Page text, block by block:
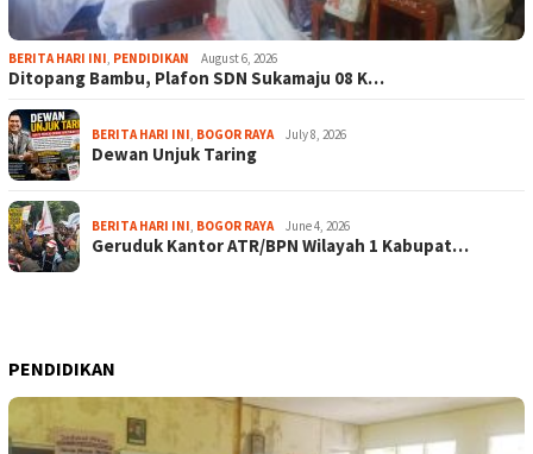
BERITA HARI INI, PENDIDIKAN August 6, 2026
Ditopang Bambu, Plafon SDN Sukamaju 08 K…
BERITA HARI INI, BOGOR RAYA July 8, 2026
Dewan Unjuk Taring
BERITA HARI INI, BOGOR RAYA June 4, 2026
Geruduk Kantor ATR/BPN Wilayah 1 Kabupat…
PENDIDIKAN